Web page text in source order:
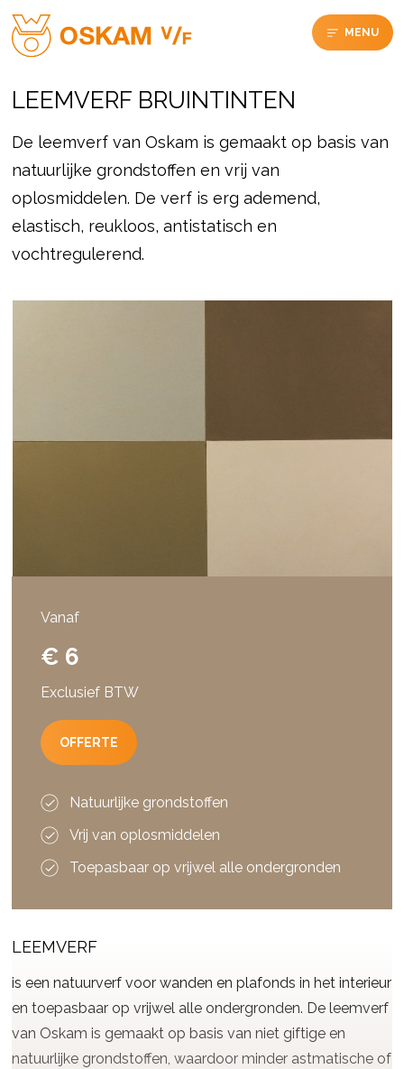
MENU
LEEMVERF BRUINTINTEN
De leemverf van Oskam is gemaakt op basis van
natuurlijke grondstoffen en vrij van
oplosmiddelen. De verf is erg ademend,
elastisch, reukloos, antistatisch en
vochtregulerend.
Vanaf
€ 6
Exclusief BTW
OFFERTE
Natuurlijke grondstoffen
Vrij van oplosmiddelen
Toepasbaar op vrijwel alle ondergronden
LEEMVERF
is een natuurverf voor wanden en plafonds in het interieur
en toepasbaar op vrijwel alle ondergronden. De leemverf
van Oskam is gemaakt op basis van niet giftige en
natuurlijke grondstoffen, waardoor minder astmatische of